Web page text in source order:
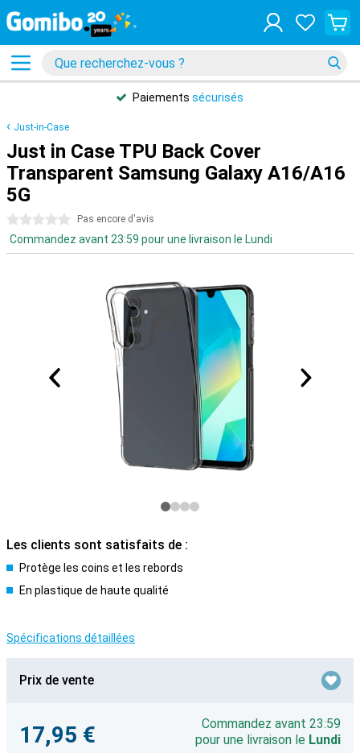
Paiements sécurisés
Just-in-Case
Just in Case TPU Back Cover
Transparent Samsung Galaxy A16/A16
5G
0 étoiles Pas encore d'avis
Commandez avant 23:59 pour une livraison le Lundi
Les clients sont satisfaits de :
Protège les coins et les rebords
En plastique de haute qualité
Spécifications détaillées
Prix de vente
17,95 €
Commandez avant 23:59
pour une livraison le Lundi